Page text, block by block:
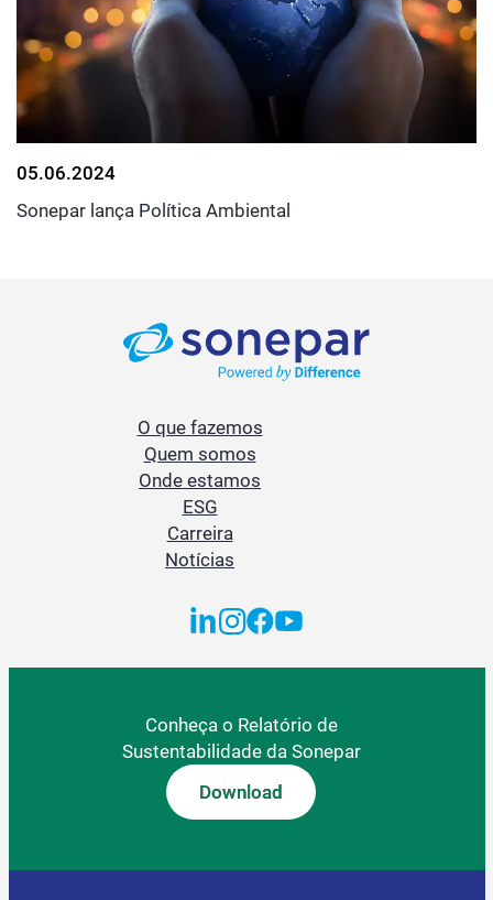
05.06.2024
Sonepar lança Política Ambiental
O que fazemos
Quem somos
Onde estamos
ESG
Carreira
Notícias
Conheça o Relatório de
Sustentabilidade da Sonepar
Download